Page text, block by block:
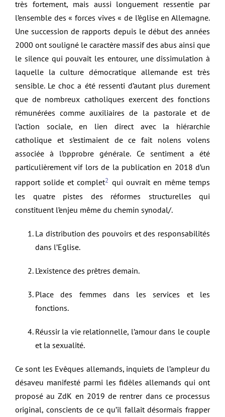
très fortement, mais aussi longuement ressentie par
l’ensemble des « forces vives « de l’église en Allemagne.
Une succession de rapports depuis le début des années
2000 ont souligné le caractère massif des abus ainsi que
le silence qui pouvait les entourer, une dissimulation à
laquelle la culture démocratique allemande est très
sensible. Le choc a été ressenti d’autant plus durement
que de nombreux catholiques exercent des fonctions
rémunérées comme auxiliaires de la pastorale et de
l’action sociale, en lien direct avec la hiérarchie
catholique et s’estimaient de ce fait nolens volens
associée à l’opprobre générale. Ce sentiment a été
particulièrement vif lors de la publication en 2018 d’un
rapport solide et complet2 qui ouvrait en même temps
les quatre pistes des réformes structurelles qui
constituent l’enjeu même du chemin synodal/.
La distribution des pouvoirs et des responsabilités
dans l’Eglise.
L’existence des prêtres demain.
Place des femmes dans les services et les
fonctions.
Réussir la vie relationnelle, l’amour dans le couple
et la sexualité.
Ce sont les Evêques allemands, inquiets de l’ampleur du
désaveu manifesté parmi les fidèles allemands qui ont
proposé au ZdK en 2019 de rentrer dans ce processus
original, conscients de ce qu’il fallait désormais frapper